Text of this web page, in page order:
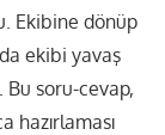
Ekibine dönüp
ekibi yavaş
Bu soru-cevap,
hazırlaması